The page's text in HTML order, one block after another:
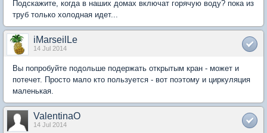
Подскажите, когда в наших домах включат горячую воду? пока из
труб только холодная идет...
iMarseilLe
14 Jul 2014
Вы попробуйте подольше подержать открытым кран - может и
потечет. Просто мало кто пользуется - вот поэтому и циркуляция
маленькая.
ValentinaO
14 Jul 2014